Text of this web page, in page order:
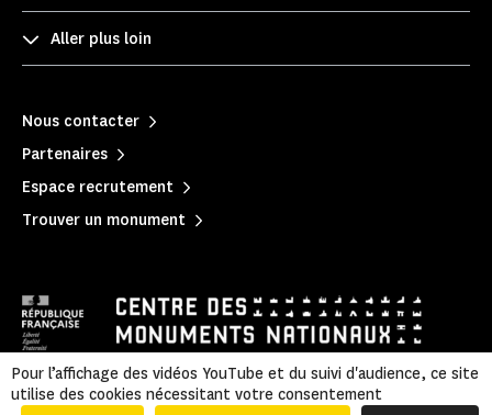
Aller plus loin
Nous contacter
Partenaires
Espace recrutement
Trouver un monument
Mentions légales Politique de confidentialité
|
Pour l’affichage des vidéos YouTube et du suivi d'audience, ce site
utilise des cookies nécessitant votre consentement